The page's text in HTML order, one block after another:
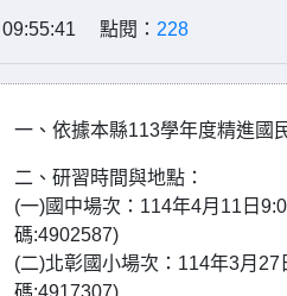
09:55:41 點閱： 228
一、依據本縣113學年度精進國
二、研習時間與地點：
(一)國中場次：114年4月11日
碼:4902587)
(二)北彰國小場次：114年3月
碼:4917307)